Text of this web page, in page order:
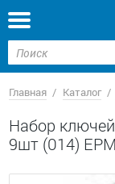
Главная Каталог
Набор
9шт (014)